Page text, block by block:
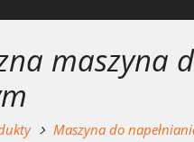
maszyna
Maszyna do